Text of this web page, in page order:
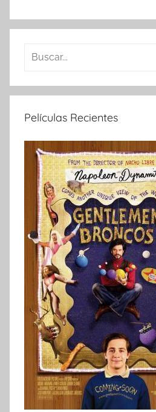
s
a
Películas Recientes